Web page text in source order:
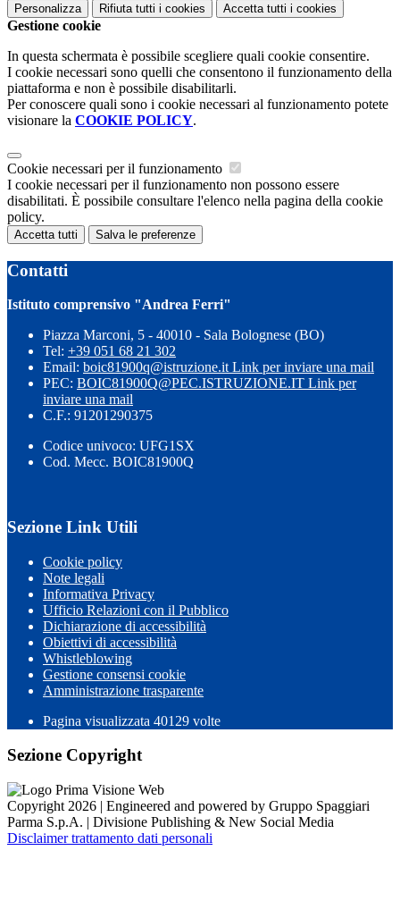
Personalizza Rifiuta tutti i cookies Accetta tutti i cookies
Gestione cookie
In questa schermata è possibile scegliere quali cookie consentire.
I cookie necessari sono quelli che consentono il funzionamento della
piattaforma e non è possibile disabilitarli.
Per conoscere quali sono i cookie necessari al funzionamento potete
visionare la COOKIE POLICY.
Cookie necessari per il funzionamento
I cookie necessari per il funzionamento non possono essere
disabilitati. È possibile consultare l'elenco nella pagina della cookie
policy.
Accetta tutti Salva le preferenze
Contatti
Istituto comprensivo "Andrea Ferri"
Piazza Marconi, 5 - 40010 - Sala Bolognese (BO)
Tel: +39 051 68 21 302
Email: boic81900q@istruzione.it Link per inviare una mail
PEC: BOIC81900Q@PEC.ISTRUZIONE.IT Link per
inviare una mail
C.F.: 91201290375
Codice univoco: UFG1SX
Cod. Mecc. BOIC81900Q
Sezione Link Utili
Cookie policy
Note legali
Informativa Privacy
Ufficio Relazioni con il Pubblico
Dichiarazione di accessibilità
Obiettivi di accessibilità
Whistleblowing
Gestione consensi cookie
Amministrazione trasparente
Pagina visualizzata 40129 volte
Sezione Copyright
Copyright 2026 | Engineered and powered by Gruppo Spaggiari
Parma S.p.A. | Divisione Publishing & New Social Media
Disclaimer trattamento dati personali